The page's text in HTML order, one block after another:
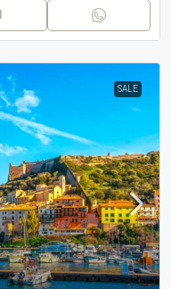
SALE